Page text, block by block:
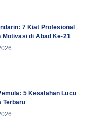
7 Kiat Profesional
Motivasi di Abad Ke-21
5 Kesalahan Lucu
Terbaru